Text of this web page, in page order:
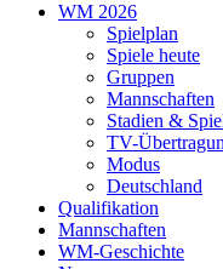
WM 2026
Spielplan
Spiele heute
Gruppen
Mannschaften
Stadien &
TV-
Modus
Deutschland
Qualifikation
Mannschaften
WM-Geschichte